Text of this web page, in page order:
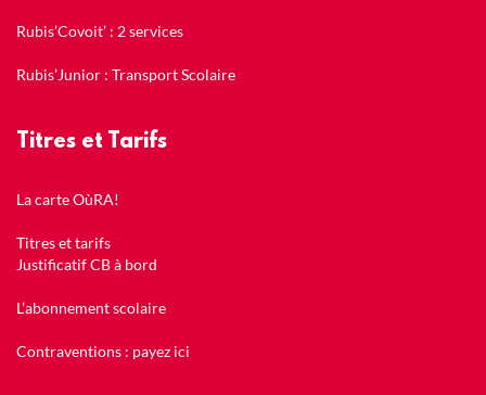
Rubis’Covoit’ : 2 services
Rubis’Junior : Transport Scolaire
Titres et Tarifs
La carte OùRA!
Titres et tarifs
Justificatif CB à bord
L’abonnement scolaire
Contraventions : payez ici